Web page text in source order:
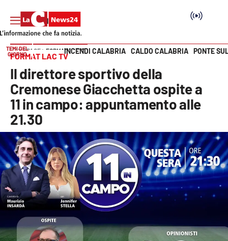
Cronaca
Politica
Attualità
Economia e lavoro
Italia Mondo
Sanità
Vai
TEMI DEL
GIORNO
INCENDI CALABRIA CALDO CALABRIA PONTE
HOME PAGE FORMAT LAC TV
FORMAT LAC TV
Il direttore sportivo della
Cremonese Giacchetta ospite a
11 in campo: appuntamento alle
21.30